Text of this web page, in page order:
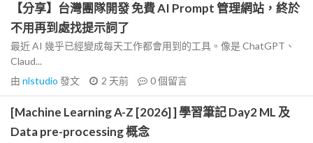
【分享】台灣團隊開發 免費 AI Prompt 管理網站，終於
不用再到處找提示詞了
最近 AI 幾乎已經變成每天工作都會用到的工具。像是 ChatGPT、
Claud...
由 nlstudio 發文 2 天前 0個留言
[Machine Learning A-Z [2026] ] 學習筆記 Day2 ML 及
Data pre-processing 概念